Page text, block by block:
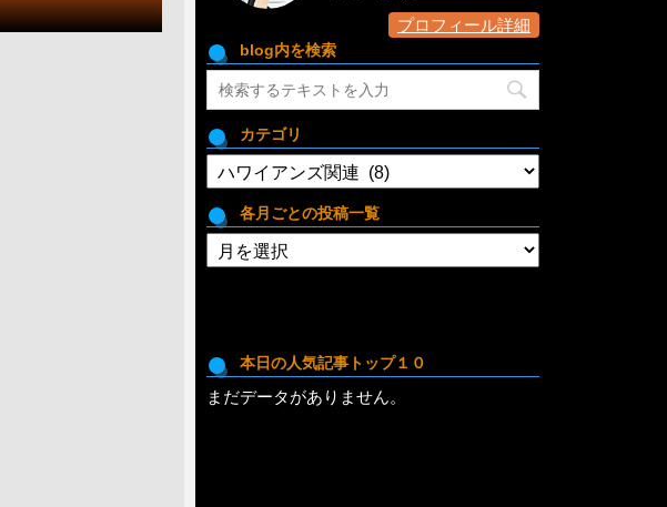
プロフィール詳細
blog内を検索
カテゴリ
テ
ゴ
リ
各月ごとの投稿一覧
各
月
投
稿
一
本日の人気記事トップ１０
まだデータがありません。